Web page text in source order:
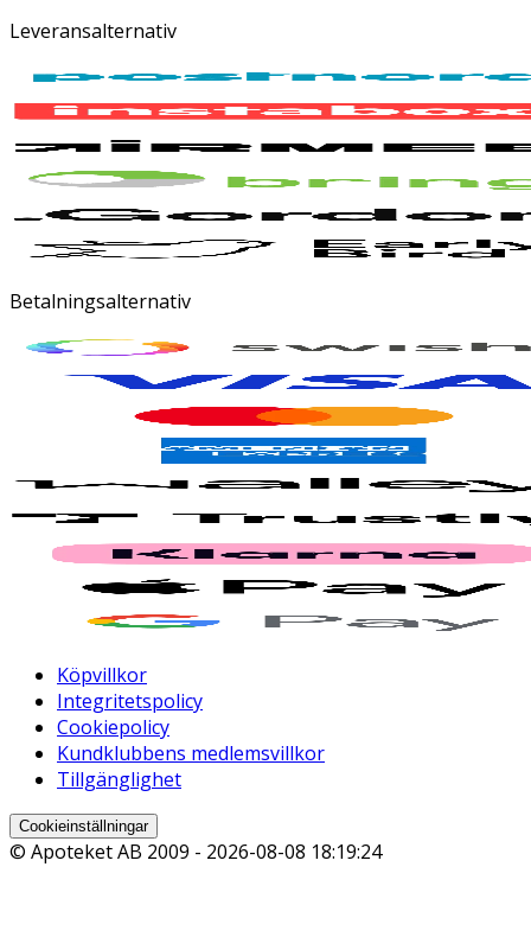
Leveransalternativ
Betalningsalternativ
Köpvillkor
Integritetspolicy
Cookiepolicy
Kundklubbens medlemsvillkor
Tillgänglighet
Cookieinställningar
© Apoteket AB 2009 - 2026-08-08 18:19:24